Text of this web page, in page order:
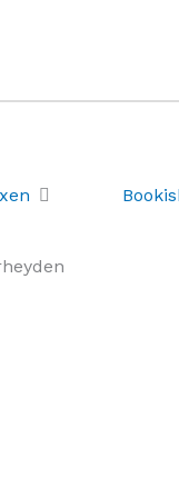
Open Losse